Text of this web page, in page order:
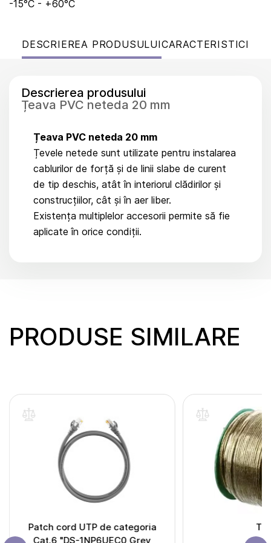
-15°C - +60°C
DESCRIEREA PRODUSULUICARACTERISTICI
Descrierea produsului
Țeava PVC neteda 20 mm
Țeava PVC neteda 20 mm
Țevele netede sunt utilizate pentru instalarea
cablurilor de forță și de linii slabe de curent
de tip deschis, atât în interiorul clădirilor și
construcțiilor, cât și în aer liber.
Existența multiplelor accesorii permite să fie
aplicate în orice condiții.
PRODUSE SIMILARE
Patch cord UTP de categoria
Cat.6 "DS-1NP6UEC0 Grey